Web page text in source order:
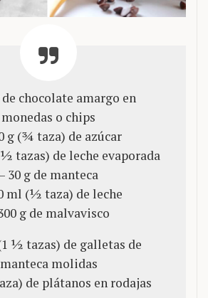
de chocolate amargo en
monedas o chips
g (¾ taza) de azúcar
tazas) de leche evaporada
– 30 g de manteca
ml (½ taza) de leche
g de malvavisco
½ tazas) de galletas de
manteca molidas
de plátanos en rodajas